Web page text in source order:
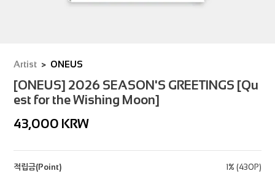
Artist ONEUS
[ONEUS] 2026 SEASON'S GREETINGS [Qu
est for the Wishing Moon]
43,000 KRW
적립금(Point) 1% (430P)